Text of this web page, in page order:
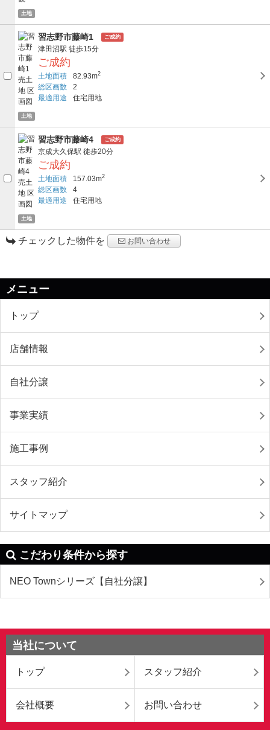
土地
土地
習志野市藤崎1 ご成約
津田沼駅 徒歩15分
ご成約
土地面積 82.93m2
総区画数
2
最適用途
住宅用地
土地
習志野市藤崎4 ご成約
京成大久保駅 徒歩20分
ご成約
土地面積 157.03m2
総区画数
4
最適用途
住宅用地
チェックした物件を お問い合わせ
メニュー
トップ
店舗情報
自社分譲
事業実績
施工事例
スタッフ紹介
サイトマップ
こだわり条件から探す
NEO Townシリーズ【自社分譲】
当社について
トップ スタッフ紹介
会社概要 お問い合わせ